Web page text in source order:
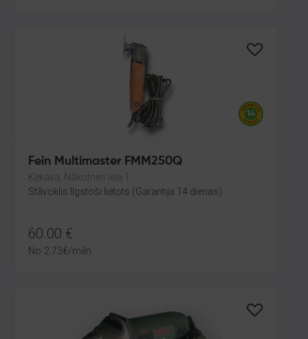
Fein Multimaster FMM250Q
Ķekava, Nākotnes iela 1
Stāvoklis Ilgstoši lietots (Garantija 14 dienas)
60.00 €
No 2.73€/mēn.